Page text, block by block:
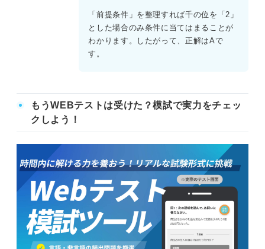
「前提条件」を整理すれば千の位を「2」
とした場合のみ条件に当てはまることが
わかります。したがって、正解はAで
す。
もうWEBテストは受けた？模試で実力をチェッ
クしよう！